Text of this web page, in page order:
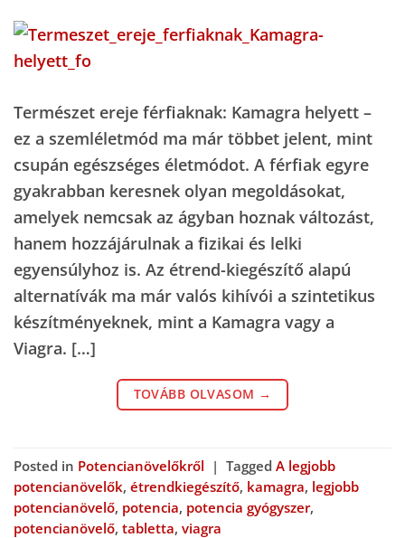
Természet ereje férfiaknak: Kamagra helyett –
ez a szemléletmód ma már többet jelent, mint
csupán egészséges életmódot. A férfiak egyre
gyakrabban keresnek olyan megoldásokat,
amelyek nemcsak az ágyban hoznak változást,
hanem hozzájárulnak a fizikai és lelki
egyensúlyhoz is. Az étrend-kiegészítő alapú
alternatívák ma már valós kihívói a szintetikus
készítményeknek, mint a Kamagra vagy a
Viagra. […]
TOVÁBB OLVASOM →
Posted in Potencianövelőkről | Tagged A legjobb
potencianövelők, étrendkiegészítő, kamagra, legjobb
potencianövelő, potencia, potencia gyógyszer,
potencianövelő, tabletta, viagra